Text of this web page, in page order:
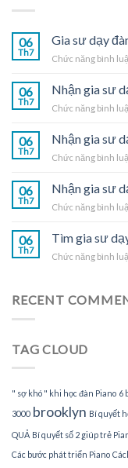
06
Th7
Gia sư dạy
Chức năng bình
06
Th7
Nhận gia sư
Chức năng bình
06
Th7
Nhận gia sư
Chức năng bình
06
Th7
Nhận gia sư
Chức năng bình
06
Th7
Tìm gia sư
Chức năng bình
RECENT
TAG CLOUD
" sợ khó " khi học đàn Piano 6
3000 brooklyn Bí quyết
QUẢ Bí quyết số 2 giúp trẻ
Các bước phát triển Piano